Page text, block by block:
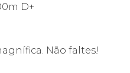
D+
Não faltes!